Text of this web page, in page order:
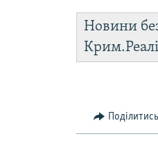
Новини
Поділитись